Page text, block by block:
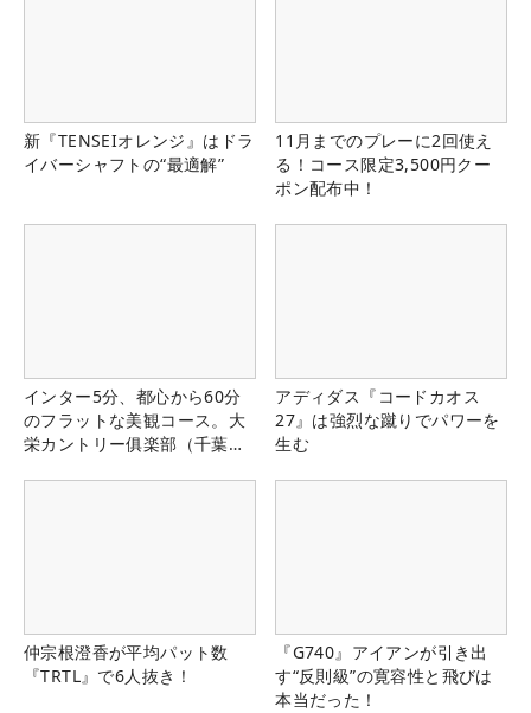
新『TENSEIオレンジ』はドラ
イバーシャフトの“最適解”
11月までのプレーに2回使え
る！コース限定3,500円クー
ポン配布中！
インター5分、都心から60分
のフラットな美観コース。大
栄カントリー俱楽部（千葉
アディダス『コードカオス
27』は強烈な蹴りでパワーを
生む
仲宗根澄香が平均パット数
『TRTL』で6人抜き！
『G740』アイアンが引き出
す“反則級”の寛容性と飛びは
本当だった！